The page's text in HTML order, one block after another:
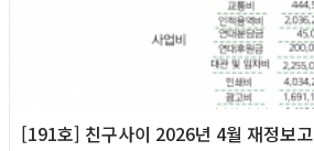
[191호] 친구사이 2026년 4월 재정보고